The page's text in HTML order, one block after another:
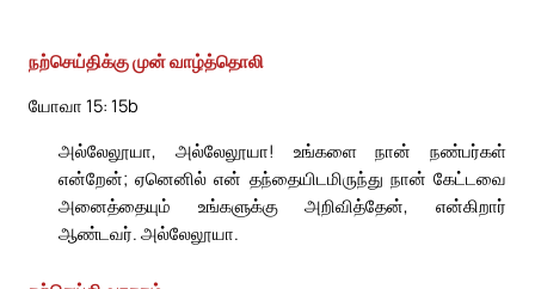
நற்செய்திக்கு முன் வாழ்த்தொலி
யோவா 15: 15b
அல்லேலூயா, அல்லேலூயா! உங்களை நான் நண்பர்கள்
என்றேன்; ஏனெனில் என் தந்தையிடமிருந்து நான் கேட்டவை
அனைத்தையும் உங்களுக்கு அறிவித்தேன், என்கிறார்
ஆண்டவர். அல்லேலூயா.